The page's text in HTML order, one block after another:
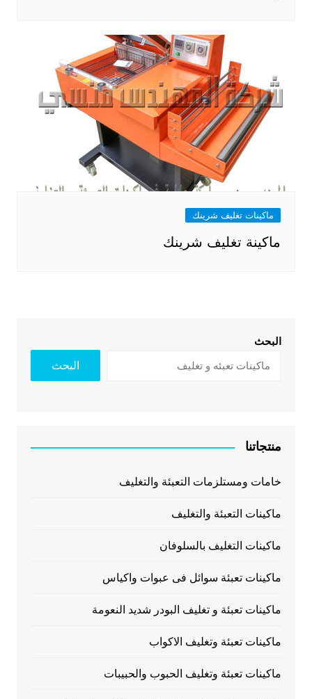
ماكينات تغليف شرينك
ماكينة تغليف شرينك
البحث
البحث
منتجاتنا
خامات ومستلزمات التعبئة والتغليف
ماكينات التعبئة والتغليف
ماكينات التغليف بالسلوفان
ماكينات تعبئة سوائل فى عبوات واكياس
ماكينات تعبئة و تغليف البودر شديد النعومة
ماكينات تعبئة وتغليف الاكواب
ماكينات تعبئة وتغليف الحبوب والحبيبات